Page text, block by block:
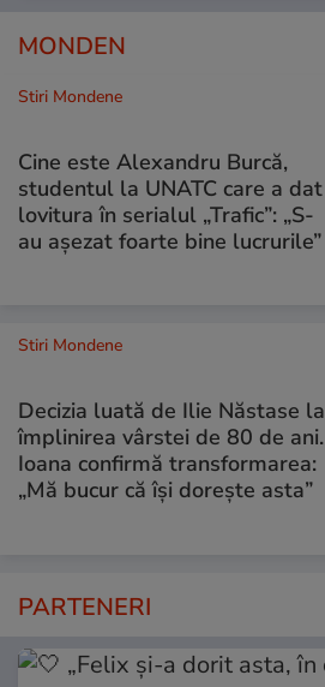
MONDEN
Stiri Mondene
Cine este Alexandru Burcă,
studentul la UNATC care a dat
lovitura în serialul „Trafic”: „S-
au așezat foarte bine lucrurile”
Stiri Mondene
Decizia luată de Ilie Năstase la
împlinirea vârstei de 80 de ani.
Ioana confirmă transformarea:
„Mă bucur că își dorește asta”
PARTENERI